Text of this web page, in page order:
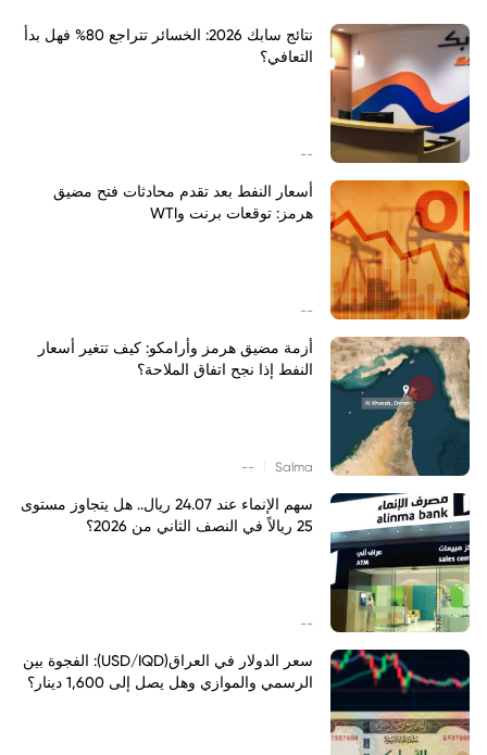
نتائج سابك 2026: الخسائر تتراجع 80% فهل بدأ
التعافي؟
--
أسعار النفط بعد تقدم محادثات فتح مضيق
هرمز: توقعات برنت وWTI
--
أزمة مضيق هرمز وأرامكو: كيف تتغير أسعار
النفط إذا نجح اتفاق الملاحة؟
Salma
--
سهم الإنماء عند 24.07 ريال.. هل يتجاوز مستوى
25 ريالاً في النصف الثاني من 2026؟
--
سعر الدولار في العراق(USD/IQD): الفجوة بين
الرسمي والموازي وهل يصل إلى 1,600 دينار؟